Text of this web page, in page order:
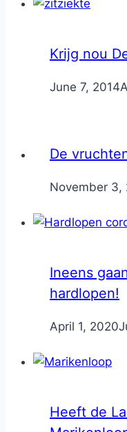
Krijg nou
ByNicole
June 7, 2014
De
ByNicole
November 3,
Ineens
hardlopen!
ByNicole
April 1, 2020
Heeft de